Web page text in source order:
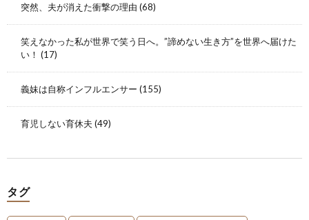
突然、夫が消えた衝撃の理由 (68)
笑えなかった私が世界で笑う日へ。”諦めない生き方”を世界へ届けた
い！ (17)
義妹は自称インフルエンサー (155)
育児しない育休夫 (49)
タグ